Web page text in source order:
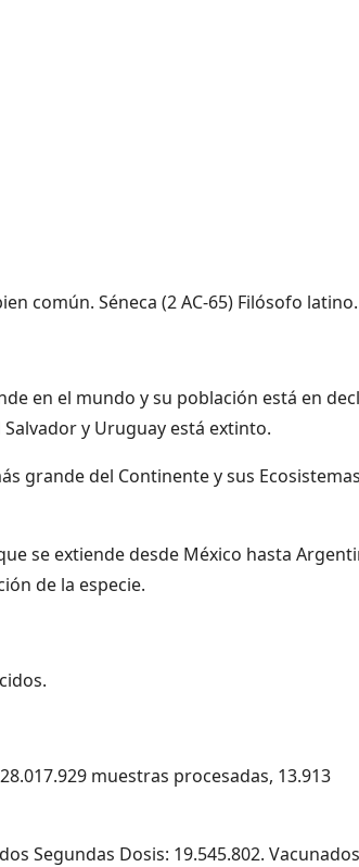
común. Séneca (2 AC-65) Filósofo latino.
en el mundo y su población está en
y Uruguay está extinto.
grande del Continente y sus
se extiende desde México hasta
de la especie.
muestras procesadas, 13.913
Segundas Dosis: 19.545.802. Vacunados